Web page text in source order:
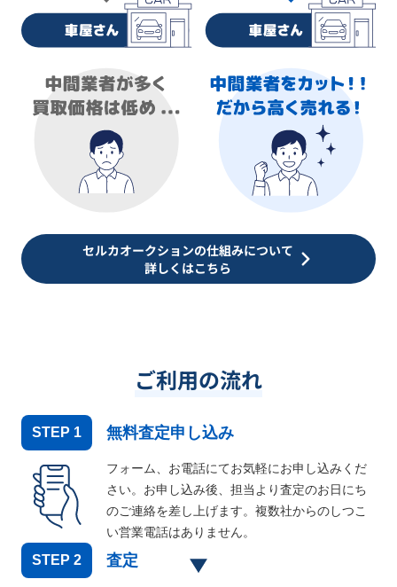
セルカオークションの仕組みについて
詳しくはこちら
ご利用の流れ
STEP 1 無料査定申し込み
フォーム、お電話にてお気軽にお申し込みくだ
さい。お申し込み後、担当より査定のお日にち
のご連絡を差し上げます。複数社からのしつこ
い営業電話はありません。
STEP 2 査定